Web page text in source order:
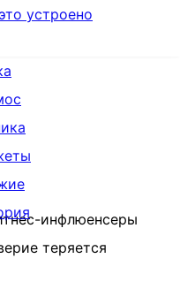
устроено
инфлюенсеры
теряется